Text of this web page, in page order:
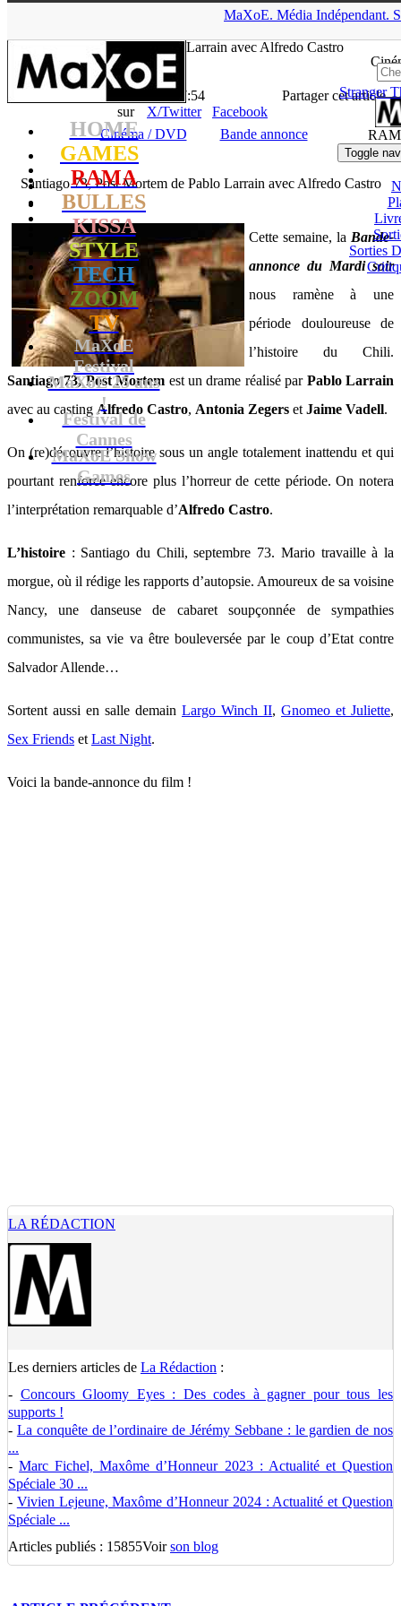
MaXoE. Média Indépendant.
HOME
GAMES
RAMA
BULLES
KISSA
STYLE
TECH
ZOOM
TV
MaXoE
Festival
MaXoE 25 ans
!
Festival de
Cannes
MaXoE Show
Games
Ciné
Stranger
Toggle
Sorties
Post Mortem de Pablo Larrain avec Alfredo Castro
- 15.02.11, 17:54
Partager cet article
sur
X/Twitter
Facebook
Cinéma / DVD
Bande annonce
Santiago 73, Post Mortem de Pablo Larrain avec Alfredo Castro
Cette semaine, la Bande-
annonce du Mardi soir
nous ramène à une
période douloureuse de
l’histoire du Chili.
Santiago 73, Post Mortem est un drame réalisé par Pablo Larrain
avec au casting Alfredo Castro, Antonia Zegers et Jaime Vadell.
On (re)découvre l’histoire sous un angle totalement inattendu et qui
pourtant renforce encore plus l’horreur de cette période. On notera
l’interprétation remarquable d’Alfredo Castro.
L’histoire : Santiago du Chili, septembre 73. Mario travaille à la
morgue, où il rédige les rapports d’autopsie. Amoureux de sa voisine
Nancy, une danseuse de cabaret soupçonnée de sympathies
communistes, sa vie va être bouleversée par le coup d’Etat contre
Salvador Allende…
Sortent aussi en salle demain Largo Winch II, Gnomeo et Juliette,
Sex Friends et Last Night.
Voici la bande-annonce du film !
LA RÉDACTION
Les derniers articles de La Rédaction :
- Concours Gloomy Eyes : Des codes à gagner pour tous les
supports !
- La conquête de l’ordinaire de Jérémy Sebbane : le gardien de nos
...
-Marc Fichel, Maxôme d’Honneur 2023 : Actualité et Question
Spéciale 30 ...
- Vivien Lejeune, Maxôme d’Honneur 2024 : Actualité et Question
Spéciale ...
Articles publiés : 15855Voirson blog